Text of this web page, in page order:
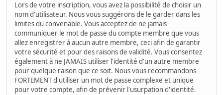
Lors de votre inscription, vous avez la possibilité de choisir un
nom d'utilisateur. Nous vous suggérons de le garder dans les
limites du convenable. Vous acceptez de ne jamais
communiquer le mot de passe du compte membre que vous
allez enregistrer à aucun autre membre, ceci afin de garantir
votre sécurité et pour des raisons de validité. Vous consentez
également à ne JAMAIS utiliser l'identité d'un autre membre
pour quelque raison que ce soit. Nous vous recommandons
FORTEMENT d'utiliser un mot de passe complexe et unique
pour votre compte, afin de prévenir l'usurpation d'identité.